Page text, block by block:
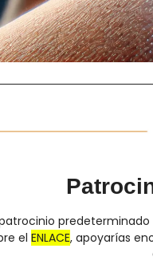
el ENLACE, apoyarías